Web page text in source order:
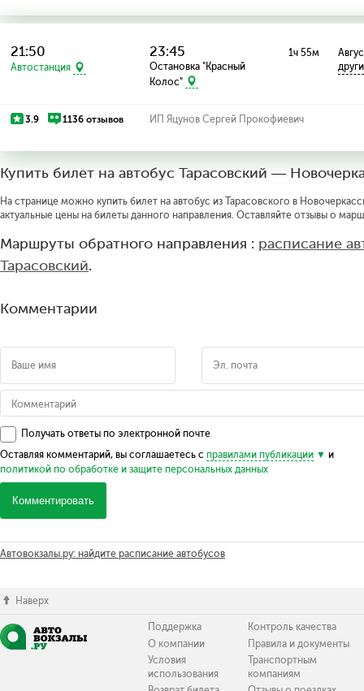
21:50
Автостанция
23:45
Остановка "Красный
Колос"
1ч 55м
3.9 1136 отзывов ИП Яцунов Сергей Прокофиевич
Купить билет на автобус Тарасовский —
На странице можно купить билет на автобус из Тарасовского в
актуальные цены на билеты данного направления. Оставляйте отзывы о
Маршруты обратного направления : расписание
Тарасовский.
Комментарии
Получать ответы по электронной почте
Оставляя комментарий, вы соглашаетесь с правилами публикации
и
политикой по обработке и защите персональных данных
Комментировать
Автовокзалы.ру: найдите расписание автобусов
Наверх
Поддержка
О компании
Условия
использования
Контроль качества
Правила и документы
Транспортным
компаниям